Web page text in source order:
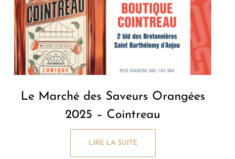
Le Marché des Saveurs Orangées
2025 – Cointreau
LIRE LA SUITE